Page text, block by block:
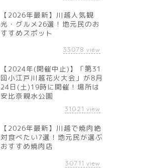
【2026年最新】川越人気観
光・グルメ26選！地元民のお
すすめスポット
33078 view
【2024年(開催中止)】「第31
回小江戸川越花火大会」が8月
24日(土)19時に開催！場所は
安比奈親水公園
31021 view
【2026年最新】川越で焼肉絶
対食べたい7選！地元民が選ぶ
おすすめ焼肉店
30711 view